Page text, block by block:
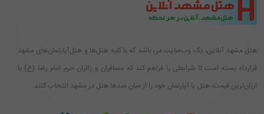
هتل مشهد آنلاین، یک وب‌سایت می باشد که با کلیه هتل‌ها و هتل‌آپارتمان‌های مشهد
قرارداد بسته است تا شرایطی را فراهم کند که مسافران و زائران حرم امام رضا (ع) با
ارزان‌ترین قیمت، هتل یا آپارتمان خود را از میان صدها هتل در مشهد انتخاب کنند.